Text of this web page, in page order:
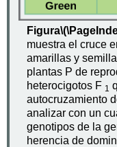
Figura
muestra el cruce
amarillas y
plantas P de
heterocigotos F 1
autocruzamiento
analizar con un
genotipos de la
herencia de